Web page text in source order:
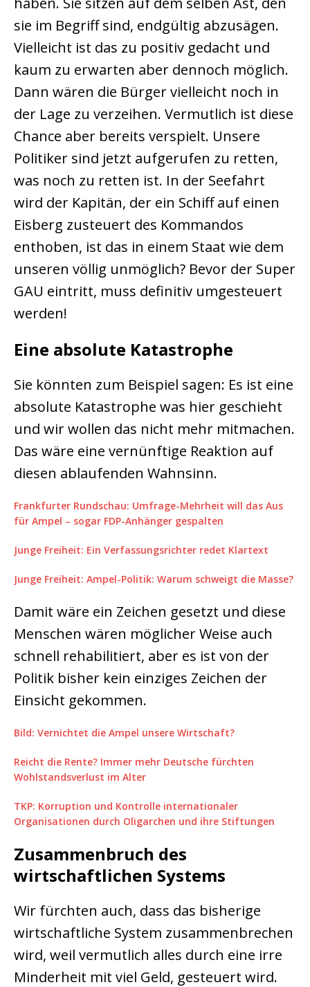
sie im Begriff sind, endgültig abzusägen.
Vielleicht ist das zu positiv gedacht und
kaum zu erwarten aber dennoch möglich.
Dann wären die Bürger vielleicht noch in
der Lage zu verzeihen. Vermutlich ist diese
Chance aber bereits verspielt. Unsere
Politiker sind jetzt aufgerufen zu retten,
was noch zu retten ist. In der Seefahrt
wird der Kapitän, der ein Schiff auf einen
Eisberg zusteuert des Kommandos
enthoben, ist das in einem Staat wie dem
unseren völlig unmöglich? Bevor der Super
GAU eintritt, muss definitiv umgesteuert
werden!
Eine absolute Katastrophe
Sie könnten zum Beispiel sagen: Es ist eine
absolute Katastrophe was hier geschieht
und wir wollen das nicht mehr mitmachen.
Das wäre eine vernünftige Reaktion auf
diesen ablaufenden Wahnsinn.
Frankfurter Rundschau: Umfrage-Mehrheit will das Aus
für Ampel – sogar FDP-Anhänger gespalten
Junge Freiheit: Ein Verfassungsrichter redet Klartext
Junge Freiheit: Ampel-Politik: Warum schweigt die Masse?
Damit wäre ein Zeichen gesetzt und diese
Menschen wären möglicher Weise auch
schnell rehabilitiert, aber es ist von der
Politik bisher kein einziges Zeichen der
Einsicht gekommen.
Bild: Vernichtet die Ampel unsere Wirtschaft?
Reicht die Rente? Immer mehr Deutsche fürchten
Wohlstandsverlust im Alter
TKP: Korruption und Kontrolle internationaler
Organisationen durch Oligarchen und ihre Stiftungen
Zusammenbruch des
wirtschaftlichen Systems
Wir fürchten auch, dass das bisherige
wirtschaftliche System zusammenbrechen
wird, weil vermutlich alles durch eine irre
Minderheit mit viel Geld, gesteuert wird.